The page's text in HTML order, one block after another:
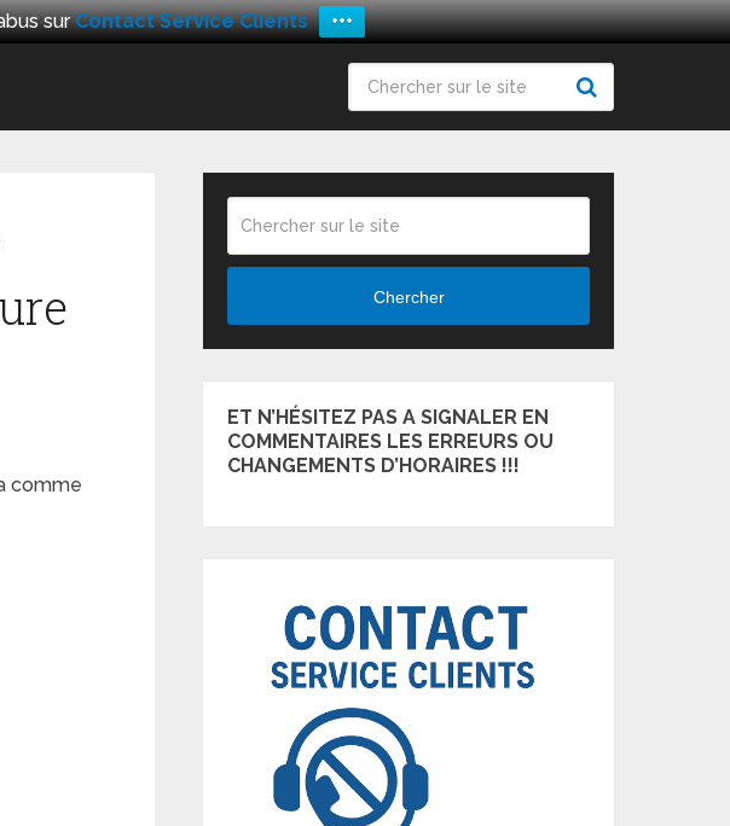
surContact Service Clients +++
comme
Chercher
ET N’HÉSITEZ PAS A SIGNALER EN
COMMENTAIRES LES ERREURS OU
CHANGEMENTS D’HORAIRES !!!